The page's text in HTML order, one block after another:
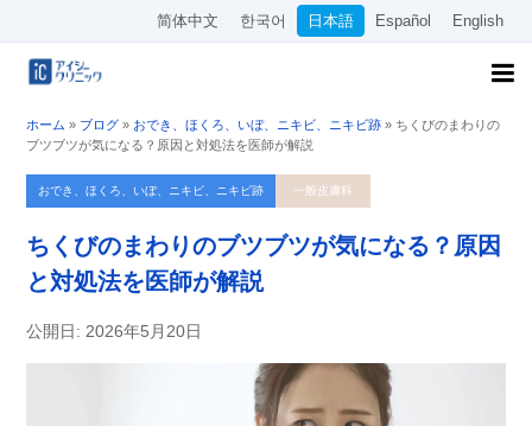
简体中文 한국어 日本語 Español English
ホーム » ブログ » おでき、ほくろ、いぼ、ニキビ、ニキビ跡 » ちくびのまわりの
ブツブツが気になる？原因と対処法を医師が解説
おでき、ほくろ、いぼ、ニキビ、ニキビ跡 一般皮膚科
ちくびのまわりのブツブツが気になる？原因
と対処法を医師が解説
公開日: 2026年5月20日